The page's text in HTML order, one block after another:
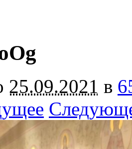
25.09.2021 в